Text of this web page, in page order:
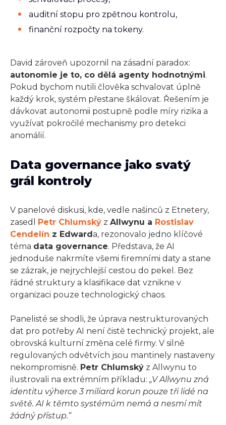
auditní stopu pro zpětnou kontrolu,
finanční rozpočty na tokeny.
David zároveň upozornil na zásadní paradox:
autonomie je to, co dělá agenty hodnotnými.
Pokud bychom nutili člověka schvalovat úplně
každý krok, systém přestane škálovat. Řešením je
dávkovat autonomii postupně podle míry rizika a
využívat pokročilé mechanismy pro detekci
anomálií.
Data governance jako svatý
grál kontroly
V panelové diskusi, kde, vedle našinců z Etnetery,
zasedl Petr Chlumský z Allwynu a Rostislav
Cendelín z Edwarda, rezonovalo jedno klíčové
téma data governance. Představa, že AI
jednoduše nakrmíte všemi firemními daty a stane
se zázrak, je nejrychlejší cestou do pekel. Bez
řádné struktury a klasifikace dat vznikne v
organizaci pouze technologický chaos.
Panelisté se shodli, že úprava nestrukturovaných
dat pro potřeby AI není čistě technický projekt, ale
obrovská kulturní změna celé firmy. V silně
regulovaných odvětvích jsou mantinely nastaveny
nekompromisně. Petr Chlumský z Allwynu to
ilustrovali na extrémním příkladu: „V Allwynu zná
identitu výherce 3 miliard korun pouze tři lidé na
světě. AI k těmto systémům nemá a nesmí mít
žádný přístup.“